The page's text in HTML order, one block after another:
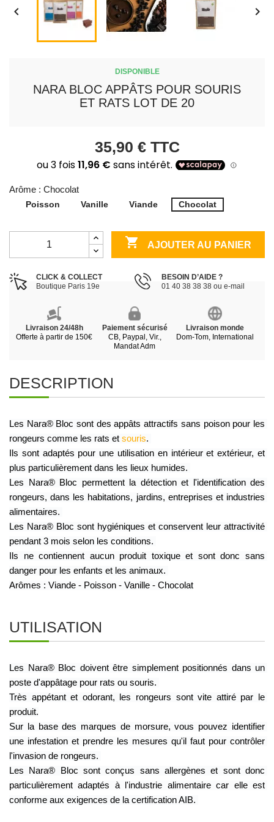
 
DISPONIBLE
NARA BLOC APPÂTS POUR SOURIS
ET RATS LOT DE 20
35,90 € TTC
Arôme : Chocolat
Poisson Vanille Viande Chocolat
 AJOUTER AU PANIER
CLICK & COLLECT
Boutique Paris 19e
BESOIN D’AIDE ?
01 40 38 38 38 ou e-mail
Livraison 24/48h
Offerte à partir de 150€
Paiement sécurisé
CB, Paypal, Vir.,
Mandat Adm
Livraison monde
Dom-Tom, International
DESCRIPTION
Les Nara® Bloc sont des appâts attractifs sans poison pour les
rongeurs comme les rats et souris.
Ils sont adaptés pour une utilisation en intérieur et extérieur, et
plus particulièrement dans les lieux humides.
Les Nara® Bloc permettent la détection et l'identification des
rongeurs, dans les habitations, jardins, entreprises et industries
alimentaires.
Les Nara® Bloc sont hygiéniques et conservent leur attractivité
pendant 3 mois selon les conditions.
Ils ne contiennent aucun produit toxique et sont donc sans
danger pour les enfants et les animaux.
Arômes : Viande - Poisson - Vanille - Chocolat
UTILISATION
Les Nara® Bloc doivent être simplement positionnés dans un
poste d'appâtage pour rats ou souris.
Très appétant et odorant, les rongeurs sont vite attiré par le
produit.
Sur la base des marques de morsure, vous pouvez identifier
une infestation et prendre les mesures qu'il faut pour contrôler
l'invasion de rongeurs.
Les Nara® Bloc sont conçus sans allergènes et sont donc
particulièrement adaptés à l'industrie alimentaire car elle est
conforme aux exigences de la certification AIB.